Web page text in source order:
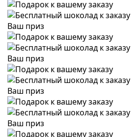
Ваш приз
Ваш приз
Ваш приз
Ваш приз